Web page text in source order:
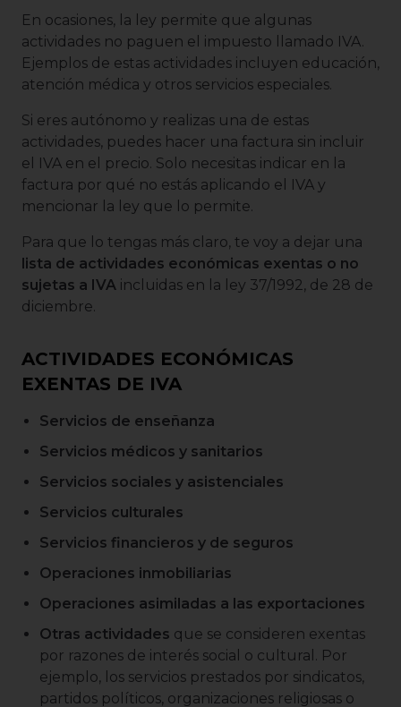
En ocasiones, la ley permite que algunas
actividades no paguen el impuesto llamado IVA.
Ejemplos de estas actividades incluyen educación,
atención médica y otros servicios especiales.
Si eres autónomo y realizas una de estas
actividades, puedes hacer una factura sin incluir
el IVA en el precio. Solo necesitas indicar en la
factura por qué no estás aplicando el IVA y
mencionar la ley que lo permite.
Para que lo tengas más claro, te voy a dejar una
lista de actividades económicas exentas o no
sujetas a IVA incluidas en la ley 37/1992, de 28 de
diciembre.
ACTIVIDADES ECONÓMICAS
EXENTAS DE IVA
Servicios de enseñanza
Servicios médicos y sanitarios
Servicios sociales y asistenciales
Servicios culturales
Servicios financieros y de seguros
Operaciones inmobiliarias
Operaciones asimiladas a las exportaciones
Otras actividades que se consideren exentas
por razones de interés social o cultural. Por
ejemplo, los servicios prestados por sindicatos,
partidos políticos, organizaciones religiosas o